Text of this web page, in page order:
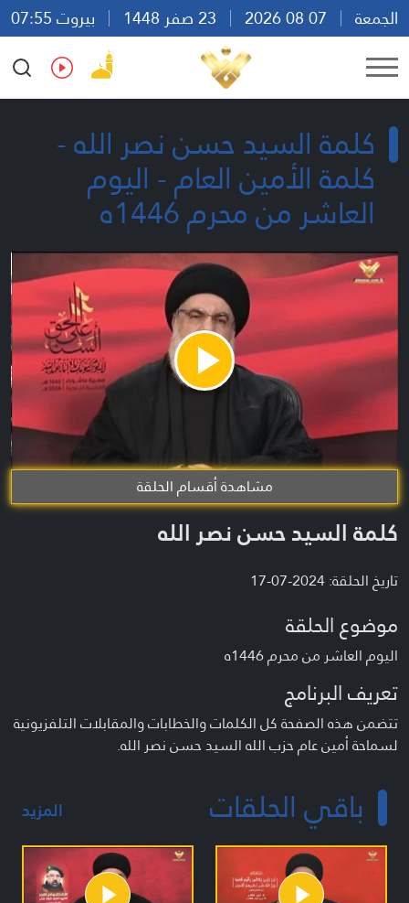
الجمعة
بيروت 07:55
Ar
En Fr Es
كلمة السيد حسن نصر الله -
كلمة الأمين العام - اليوم
العاشر من محرم 1446ه
Play
Video
مشاهدة أقسام الحلقة
كلمة السيد حسن نصر الله
تاريخ الحلقة: 2024-07-17
موضوع الحلقة
اليوم العاشر من محرم 1446ه
تعريف البرنامج
تتضمن هذه الصفحة كل الكلمات والخطابات والمقابلات التلفزيونية
لسماحة أمين عام حزب الله السيد حسن نصر الله.
باقي الحلقات المزيد